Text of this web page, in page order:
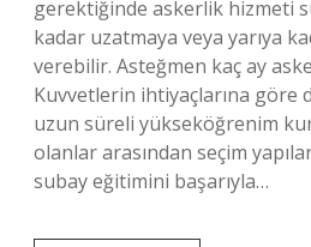
gerektiğinde askerlik hizmeti
kadar uzatmaya veya yarıya
verebilir. Asteğmen kaç ay
Kuvvetlerin ihtiyaçlarına göre
uzun süreli yükseköğrenim
olanlar arasından seçim
subay eğitimini başarıyla…